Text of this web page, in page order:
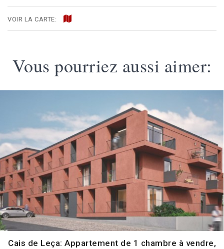
VOIR LA CARTE:
Vous pourriez aussi aimer:
Cais de Leça: Appartement de 1 chambre à vendre,